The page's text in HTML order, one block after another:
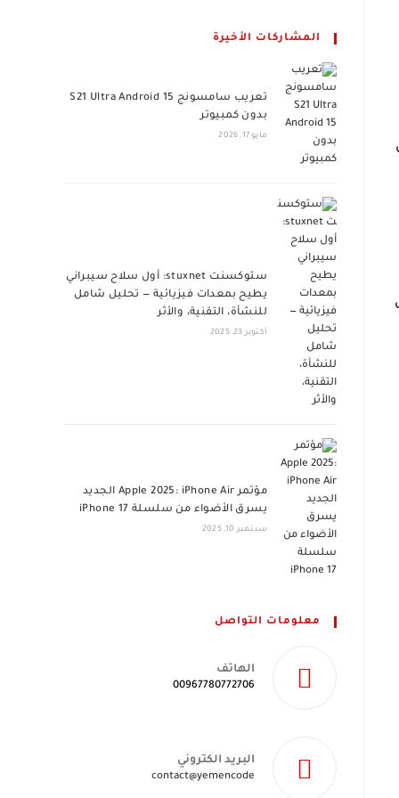
المشاركات الأخيرة
تعريب سامسونج S21 Ultra Android 15
بدون كمبيوتر
مايو 17, 2026
ستوكسنت stuxnet: أول سلاح سيبراني
يطيح بمعدات فيزيائية — تحليل شامل
للنشأة، التقنية، والأثر
أكتوبر 23, 2025
مؤتمر Apple 2025: iPhone Air الجديد
يسرق الأضواء من سلسلة iPhone 17
سبتمبر 10, 2025
معلومات التواصل
الهاتف
00967780772706
البريد الكتروني
contact@yemencode
Opens